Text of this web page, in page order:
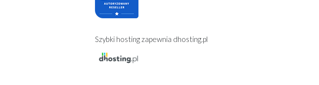
Szybki hosting zapewnia dhosting.pl